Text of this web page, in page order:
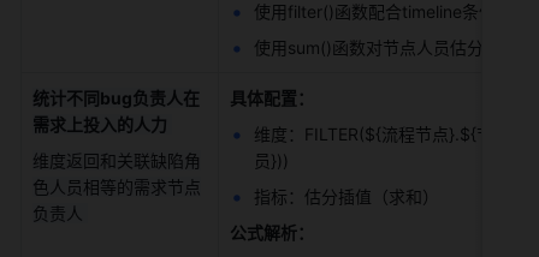
使用filter()函数配合timeline条件，过
使用sum()函数对节点人员估分插值
统计不同bug负责人在
需求上投入的人力
维度返回和关联缺陷角
色人员相等的需求节点
负责人
具体配置：
维度：FILTER(${流程节点}.${节点
员}))
指标：估分插值（求和）
公式解析：